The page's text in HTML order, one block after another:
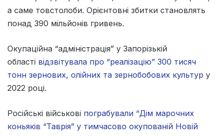
а саме товстолоби. Орієнтовні збитки становлять
понад 390 мільйонів гривень.
Окупаційна “адміністрація” у Запорізькій
області відзвітувала про “реалізацію” 300 тисяч
тонн зернових, олійних та зернобобових культур у
2022 році.
Російські військові пограбували “Дім марочних
коньяків “Таврія” у тимчасово окупованій Новій